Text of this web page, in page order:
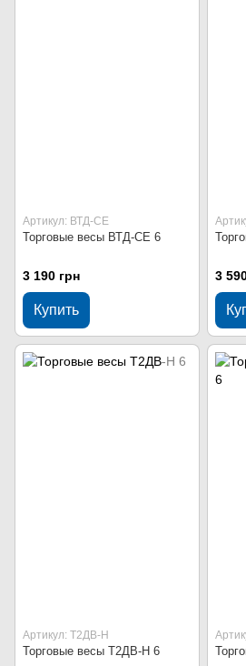
Артикул: ВТД-СЕ
Торговые весы ВТД-СЕ 6
3 190 грн
Купить
3
Артикул: Т2ДВ-Н
Торговые весы Т2ДВ-Н 6